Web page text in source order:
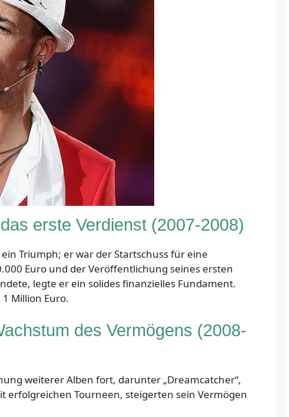
erste Verdienst (2007-2008)
Triumph; er war der Startschuss für eine
Euro und der Veröffentlichung seines ersten
legte er ein solides finanzielles Fundament.
Million Euro.
des Vermögens (2008-
weiterer Alben fort, darunter „Dreamcatcher“,
erfolgreichen Tourneen, steigerten sein Vermögen